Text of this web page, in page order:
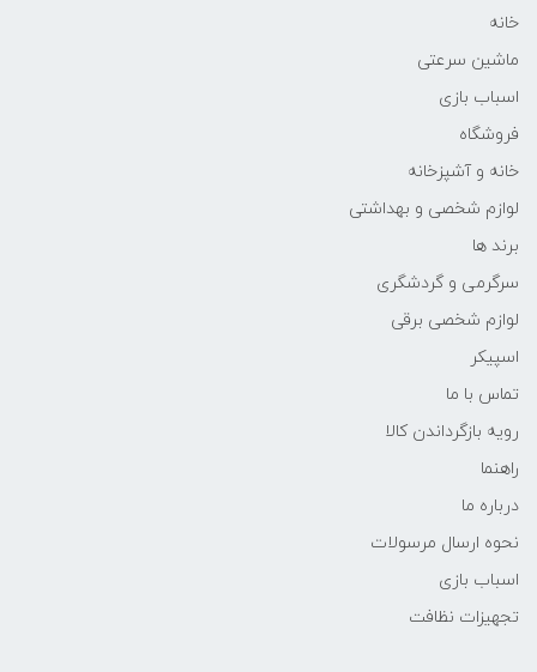
خانه
ماشین سرعتی
اسباب بازی
فروشگاه
خانه و آشپزخانه
لوازم شخصی و بهداشتی
برند ها
سرگرمی و گردشگری
لوازم شخصی برقی
اسپیکر
تماس با ما
رویه بازگرداندن کالا
راهنما
درباره ما
نحوه ارسال مرسولات
اسباب بازی
تجهیزات نظافت